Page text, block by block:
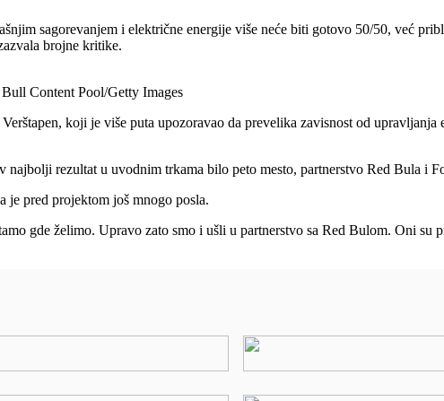
sagorevanjem i električne energije više neće biti gotovo 50/50, već
brojne kritike.
Content Pool/Getty Images
koji je više puta upozoravao da prevelika zavisnost od
najbolji rezultat u uvodnim trkama bilo peto mesto, partnerstvo Red Bula i
je pred projektom još mnogo posla.
gde želimo. Upravo zato smo i ušli u partnerstvo sa Red Bulom. Oni su